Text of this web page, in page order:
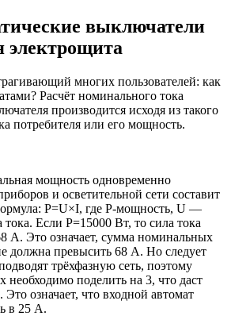
выключатели
электрощита
многих пользователей: как
Расчёт номинального тока
производится исходя из такого
потребителя или его мощность.
мощность одновременно
и осветительной сети составит
P=U×I, где P-мощность, U —
Если P=15000 Вт, то сила тока
А. Это означает, сумма номинальных
должна превысить 68 А. Но следует
трёхфазную сеть, поэтому
поделить на 3, что даст
означает, что входной автомат
в 25 А.